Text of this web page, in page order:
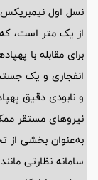
از یک متر است،
برای مقابله با
انفجاری و یک
و نابودی دقیق
به‌عنوان بخشی از
سامانه نظارتی